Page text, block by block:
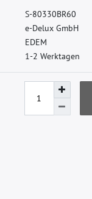
S-80330BR60
e-Delux GmbH
EDEM
1-2 Werktagen